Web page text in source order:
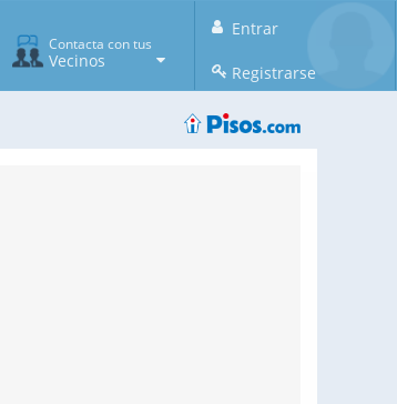
Entrar
Registrarse
Contacta con tus
Vecinos